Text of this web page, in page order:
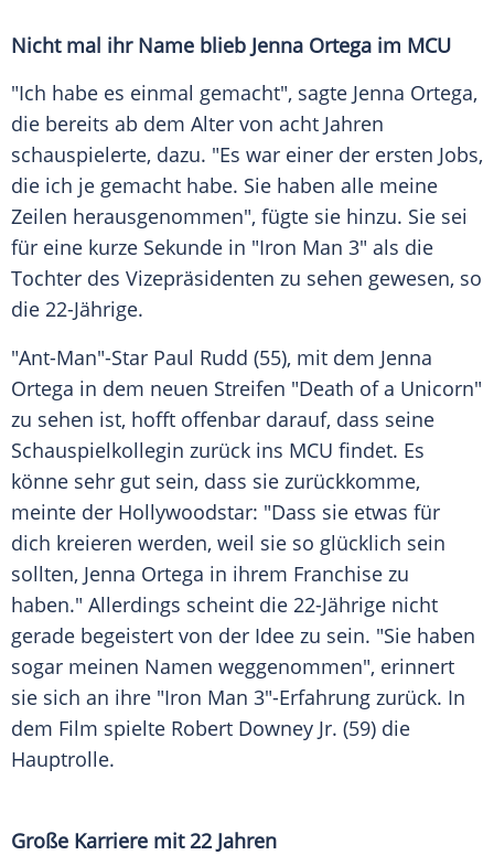
Nicht mal ihr Name blieb Jenna Ortega im MCU
"Ich habe es einmal gemacht", sagte Jenna Ortega,
die bereits ab dem Alter von acht Jahren
schauspielerte, dazu. "Es war einer der ersten Jobs,
die ich je gemacht habe. Sie haben alle meine
Zeilen herausgenommen", fügte sie hinzu. Sie sei
für eine kurze Sekunde in "Iron Man 3" als die
Tochter des Vizepräsidenten zu sehen gewesen, so
die 22-Jährige.
"Ant-Man"-Star Paul Rudd (55), mit dem Jenna
Ortega in dem neuen Streifen "Death of a Unicorn"
zu sehen ist, hofft offenbar darauf, dass seine
Schauspielkollegin zurück ins MCU findet. Es
könne sehr gut sein, dass sie zurückkomme,
meinte der Hollywoodstar: "Dass sie etwas für
dich kreieren werden, weil sie so glücklich sein
sollten, Jenna Ortega in ihrem Franchise zu
haben." Allerdings scheint die 22-Jährige nicht
gerade begeistert von der Idee zu sein. "Sie haben
sogar meinen Namen weggenommen", erinnert
sie sich an ihre "Iron Man 3"-Erfahrung zurück. In
dem Film spielte Robert Downey Jr. (59) die
Hauptrolle.
Große Karriere mit 22 Jahren